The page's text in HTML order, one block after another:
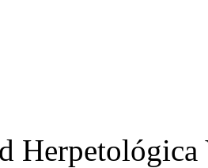
Herpetológica